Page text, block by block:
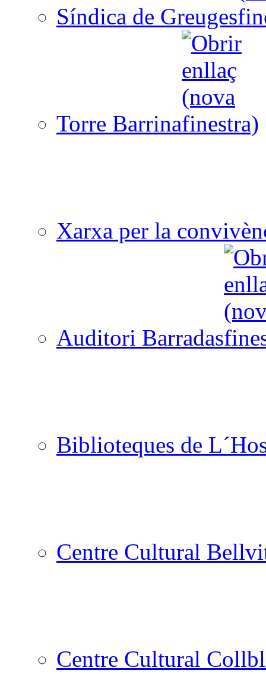
Síndica de Greuges
Torre Barrina
Xarxa per la
Auditori Barradas
Biblioteques de
Centre Cultural
Centre Cultural